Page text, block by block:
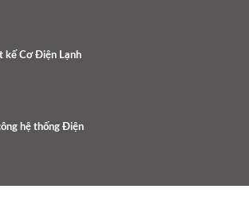
kế Cơ Điện Lạnh
hệ thống Điện